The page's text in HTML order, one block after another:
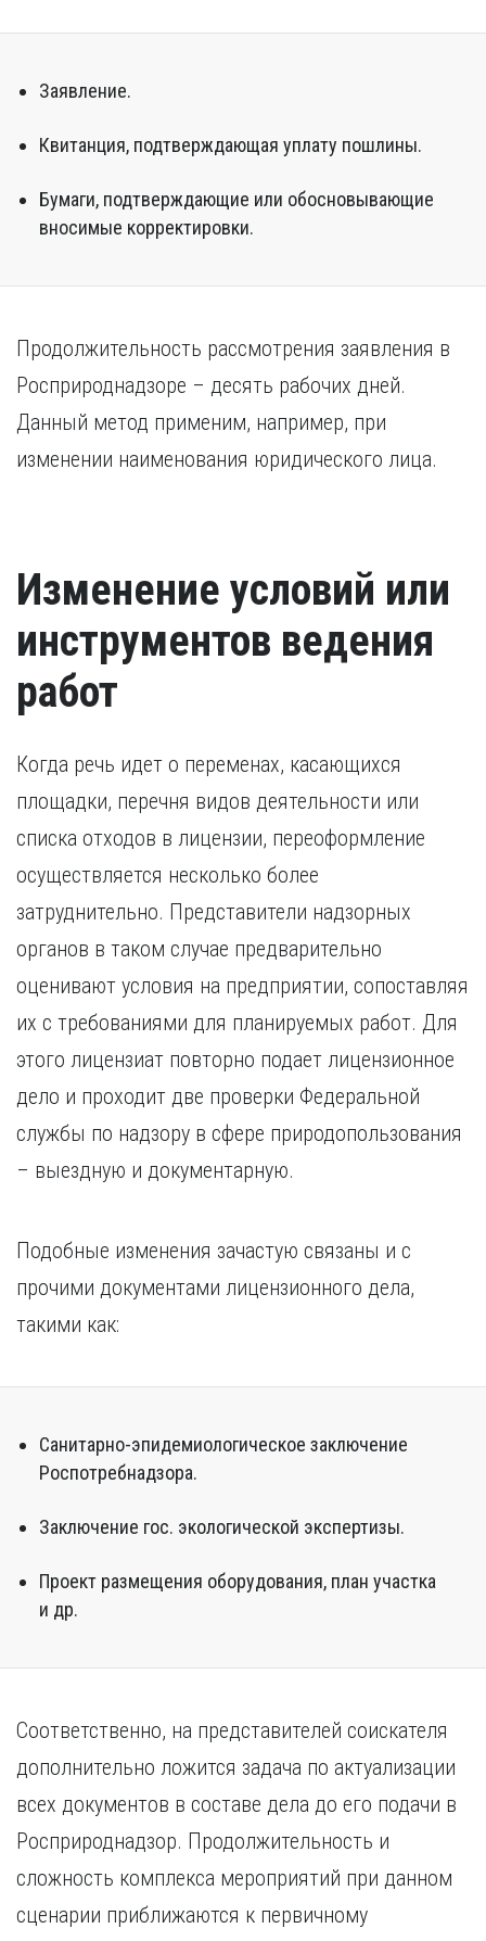
Заявление.
Квитанция, подтверждающая уплату пошлины.
Бумаги, подтверждающие или обосновывающие
вносимые корректировки.
Продолжительность рассмотрения заявления в
Росприроднадзоре – десять рабочих дней.
Данный метод применим, например, при
изменении наименования юридического лица.
Изменение условий или
инструментов ведения
работ
Когда речь идет о переменах, касающихся
площадки, перечня видов деятельности или
списка отходов в лицензии, переоформление
осуществляется несколько более
затруднительно. Представители надзорных
органов в таком случае предварительно
оценивают условия на предприятии, сопоставляя
их с требованиями для планируемых работ. Для
этого лицензиат повторно подает лицензионное
дело и проходит две проверки Федеральной
службы по надзору в сфере природопользования
– выездную и документарную.
Подобные изменения зачастую связаны и с
прочими документами лицензионного дела,
такими как:
Санитарно-эпидемиологическое заключение
Роспотребнадзора.
Заключение гос. экологической экспертизы.
Проект размещения оборудования, план участка
и др.
Соответственно, на представителей соискателя
дополнительно ложится задача по актуализации
всех документов в составе дела до его подачи в
Росприроднадзор. Продолжительность и
сложность комплекса мероприятий при данном
сценарии приближаются к первичному